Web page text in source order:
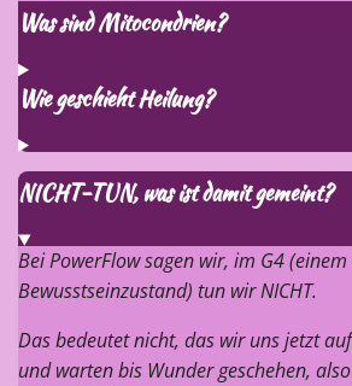
Was sind Mitocondrien?
Wie geschieht Heilung?
NICHT-TUN, was ist damit gemeint?
Bei PowerFlow sagen wir, im G4
Bewusstseinzustand) tun wir NICHT.
Das bedeutet nicht, das wir uns jetzt
und warten bis Wunder geschehen,